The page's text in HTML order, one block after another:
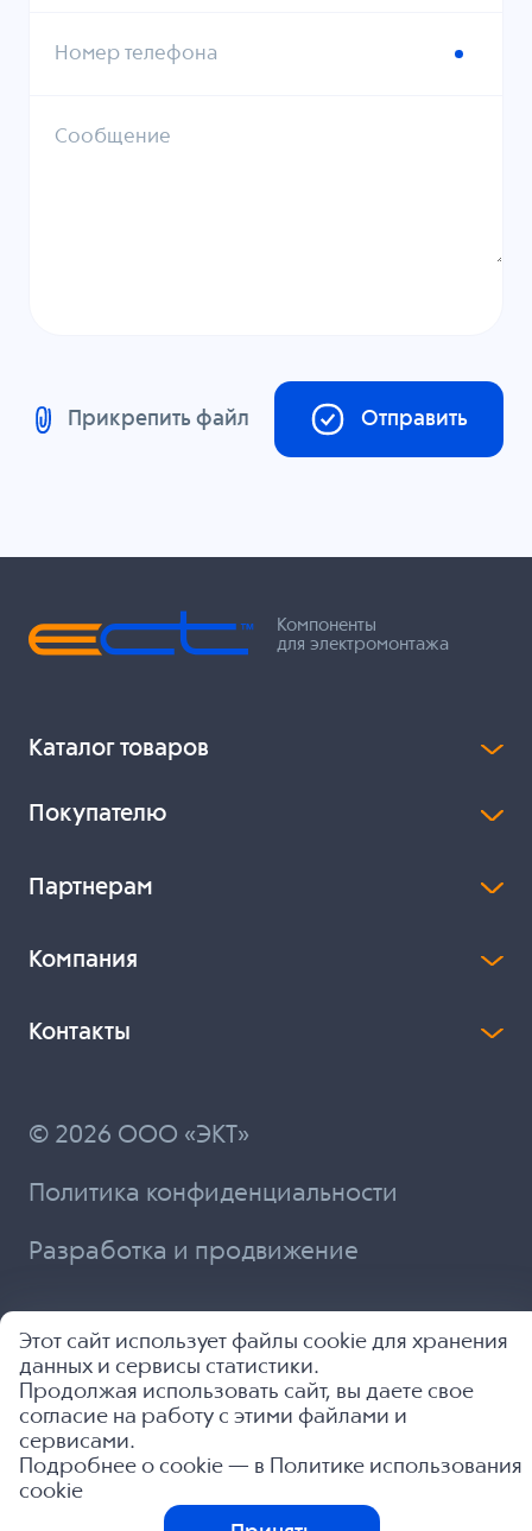
Номер телефона
Сообщение
Прикрепить файл Отправить
Компоненты
для электромонтажа
Каталог товаров
Покупателю
Партнерам
Компания
Контакты
© 2026 ООО «ЭКТ»
Политика конфиденциальности
Разработка и продвижение
Этот сайт использует файлы cookie для хранения
данных и сервисы статистики.
Продолжая использовать сайт, вы даете свое
согласие на работу с этими файлами и
сервисами.
Подробнее о cookie — в
Политике использования
cookie